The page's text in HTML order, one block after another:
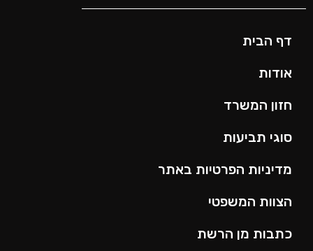
דף הבית
אודות
חזון המשרד
סוגי תביעות
מדיניות הפרטיות באתר
הצוות המשפטי
כתבות מן הרשת